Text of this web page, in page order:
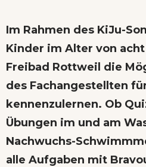
Im Rahmen des KiJu-
Kinder im Alter von acht
Freibad Rottweil die
des Fachangestellten
kennenzulernen. Ob
Übungen im und am
Nachwuchs-
alle Aufgaben mit